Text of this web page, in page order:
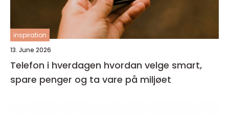
inspiration
13. June 2026
Telefon i hverdagen hvordan velge smart,
spare penger og ta vare på miljøet